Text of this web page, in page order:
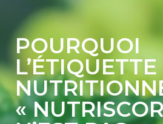
POURQUOI
L’ÉTIQUETTE
«